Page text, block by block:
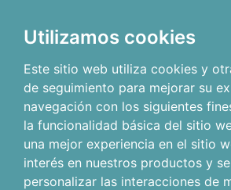
Utilizamos cookies
Este sitio web utiliza cookies y
de seguimiento para mejorar su
navegación con los siguientes
la funcionalidad básica del sitio
una mejor experiencia en el sitio
interés en nuestros productos y
personalizar las interacciones de